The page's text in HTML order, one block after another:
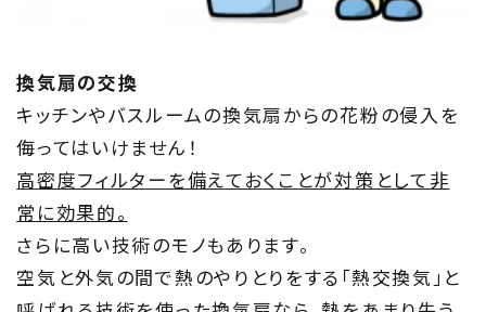
換気扇の交換
キッチンやバスルームの換気扇からの花粉の侵入を
侮ってはいけません！
高密度フィルターを備えておくことが対策として非
常に効果的。
さらに高い技術のモノもあります。
空気と外気の間で熱のやりとりをする「熱交換気」と